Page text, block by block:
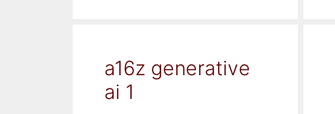
a16z generative
ai 1